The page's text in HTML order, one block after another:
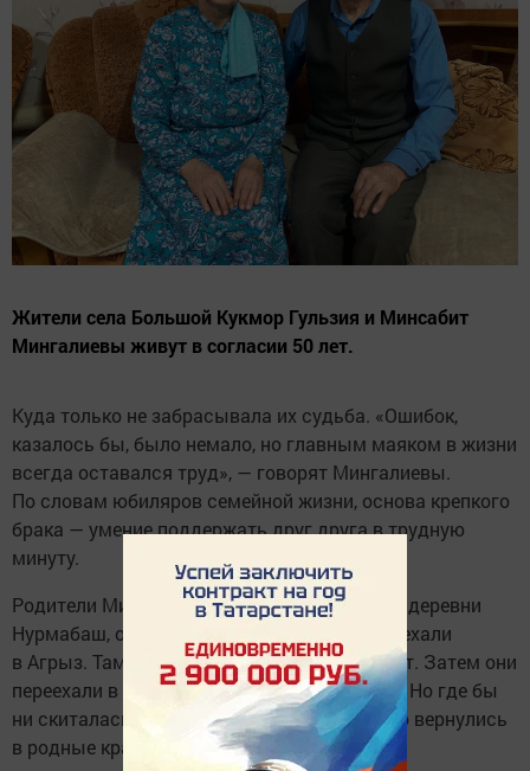
Жители села Большой Кукмор Гульзия и Минсабит
Мингалиевы живут в согласии 50 лет.
Куда только не забрасывала их судьба. «Ошибок,
казалось бы, было немало, но главным маяком в жизни
всегда оставался труд», — говорят Мингалиевы.
По словам юбиляров семейной жизни, основа крепкого
брака — умение поддержать друг друга в трудную
минуту.
Родители Минсабита Мингалиева родом из деревни
Нурмабаш, они поженились, а в 1947 году уехали
в Агрыз. Там родился их первенец Минсабит. Затем они
переехали в Сарапул, где родилась их дочь. Но где бы
ни скиталась молодая семья, они всё равно вернулись
в родные края.